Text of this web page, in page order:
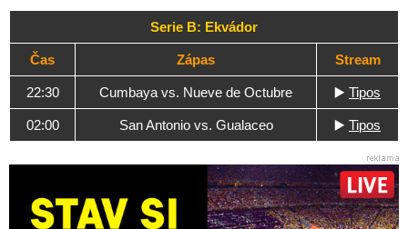
Serie B: Ekvádor
Čas Zápas Stream
22:30 Cumbaya vs. Nueve de Octubre ▶️ Tipos
02:00 San Antonio vs. Gualaceo ▶️ Tipos